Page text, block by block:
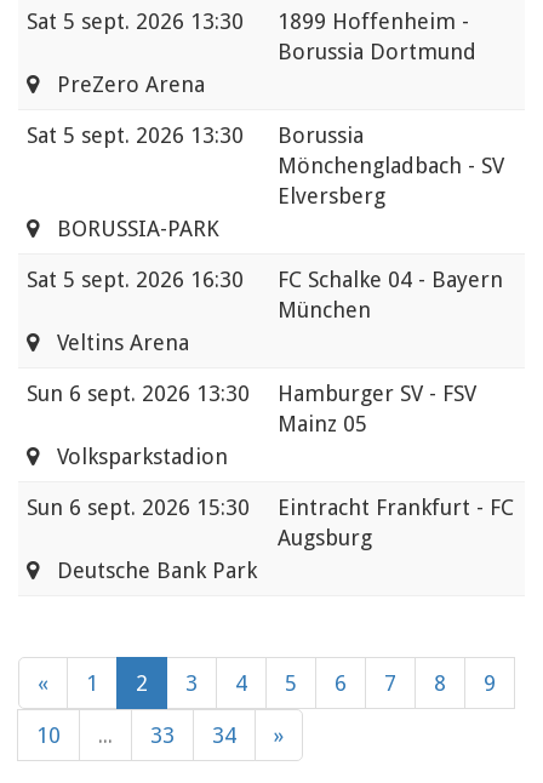
Sat 5 sept. 2026 13:30
1899 Hoffenheim -
Borussia Dortmund
PreZero Arena
Sat 5 sept. 2026 13:30
Borussia
Mönchengladbach - SV
Elversberg
BORUSSIA-PARK
Sat 5 sept. 2026 16:30
FC Schalke 04 - Bayern
München
Veltins Arena
Sun 6 sept. 2026 13:30
Hamburger SV - FSV
Mainz 05
Volksparkstadion
Sun 6 sept. 2026 15:30
Eintracht Frankfurt - FC
Augsburg
Deutsche Bank Park
« 1 2 3 4 5 6 7 8 9
10 ... 33 34 »